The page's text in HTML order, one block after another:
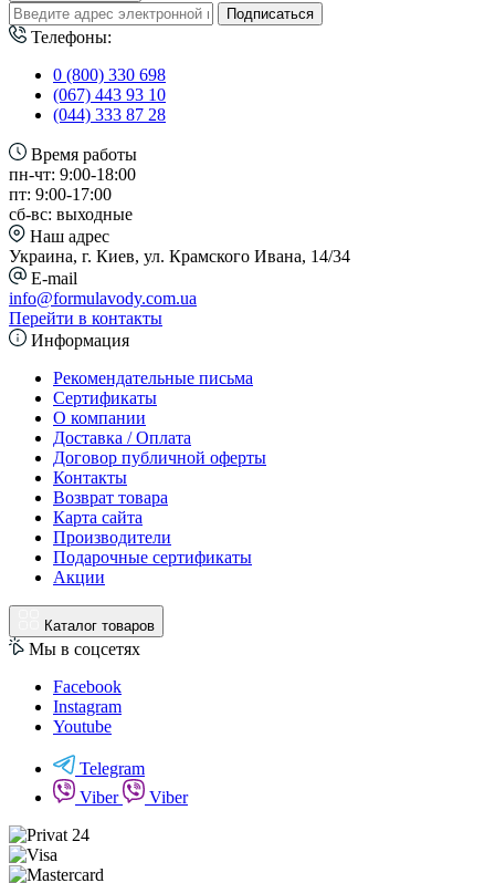
Подписаться
Телефоны:
0 (800) 330 698
(067) 443 93 10
(044) 333 87 28
Время работы
пн-чт: 9:00-18:00
пт: 9:00-17:00
сб-вс: выходные
Наш адрес
Украина, г. Киев, ул. Крамского Ивана, 14/34
E-mail
info@formulavody.com.ua
Перейти в контакты
Информация
Рекомендательные письма
Сертификаты
О компании
Доставка / Оплата
Договор публичной оферты
Контакты
Возврат товара
Карта сайта
Производители
Подарочные сертификаты
Акции
Каталог товаров
Мы в соцсетях
Facebook
Instagram
Youtube
Telegram
Viber
Viber